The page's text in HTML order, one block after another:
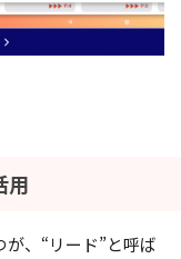
用
、“リード”と呼ば